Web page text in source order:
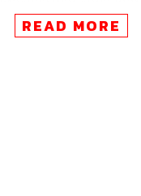
พลงTRAFFICได้ที่นี่:
READ MORE